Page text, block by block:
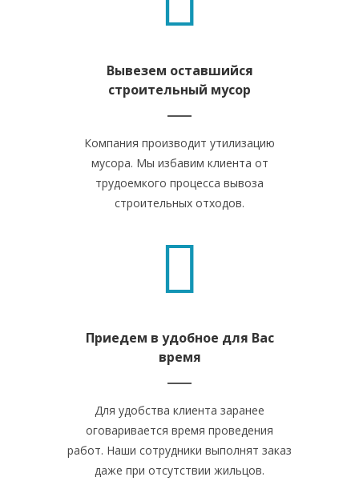
Вывезем оставшийся
строительный мусор
Компания производит утилизацию
мусора. Мы избавим клиента от
трудоемкого процесса вывоза
строительных отходов.
Приедем в удобное для Вас
время
Для удобства клиента заранее
оговаривается время проведения
работ. Наши сотрудники выполнят заказ
даже при отсутствии жильцов.